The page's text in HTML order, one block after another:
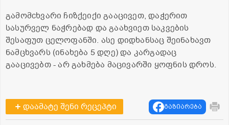
გამომcხვარი ჩიზქეიქი გააცივეთ, დაჭერით
სასურველ ნაჭრებად და გაახვიეთ საკვების
შესაფუთ ცელოფანში. ასე დიდხანსაც შეინახავთ
ნამცხვარს (ინახება 5 დღე) და კარგადაც
გააცივებთ - არ გახმება მაცივარში ყოფნის დროს.
დაამატე შენი რეცეპტი გაზიარება